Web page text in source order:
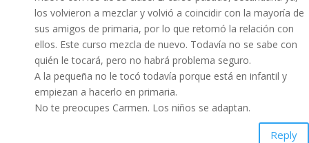
los volvieron a mezclar y volvió a coincidir con la mayoría de
sus amigos de primaria, por lo que retomó la relación con
ellos. Este curso mezcla de nuevo. Todavía no se sabe con
quién le tocará, pero no habrá problema seguro.
A la pequeña no le tocó todavía porque está en infantil y
empiezan a hacerlo en primaria.
No te preocupes Carmen. Los niños se adaptan.
Reply